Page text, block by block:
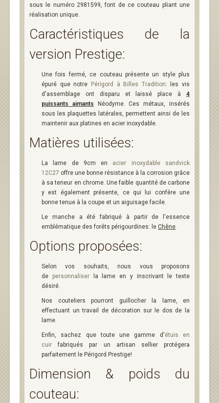
sous le numéro 2981599, font de ce couteau pliant une
réalisation unique.
Caractéristiques de la
version Prestige:
Une fois fermé, ce couteau présente un style plus
épuré que notre
Périgord à Billes Tradition: les vis
d'assemblage ont disparu et laissé place à 4
puissants aimants Néodyme. Ces métaux, insérés
sous les plaquettes latérales, permettent ainsi de les
maintenir aux platines en acier inoxydable.
Matières utilisées:
La lame de 9cm en acier inoxydable sandvick
12C27 offre une bonne résistance à la corrosion grâce
à sa teneur en chrome. Une faible quantité de carbone
y est également présente, ce qui lui confère une
bonne tenue à la coupe et un aiguisage facile.
Le manche a été fabriqué à partir de l'essence
emblématique des forêts périgourdines: le Chêne.
Options proposées:
Selon vos souhaits, nous vous proposons
de personnaliser
la lame en y inscrivant le texte
désiré.
Nos couteliers pourront guillocher la lame, en
effectuant un travail de décoration sur le dos de la
lame.
Enfin, sachez que toute une gamme d'étuis en
cuir fabriqués par un artisan sellier protégera
parfaitement le Périgord Prestige!
Dimension & poids du
couteau: